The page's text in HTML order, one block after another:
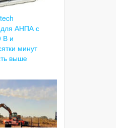
для АНПА с
В и
минут
выше